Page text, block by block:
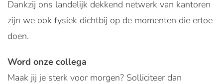
Dankzij ons landelijk dekkend netwerk van kantoren
zijn we ook fysiek dichtbij op de momenten die ertoe
doen.
Word onze collega
Maak jij je sterk voor morgen? Solliciteer dan